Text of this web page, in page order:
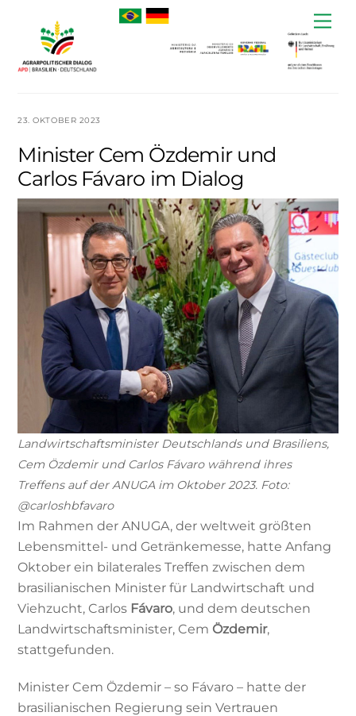
content
23. OKTOBER 2023
Minister Cem Özdemir und
Carlos Fávaro im Dialog
Landwirtschaftsminister Deutschlands und Brasiliens,
Cem Özdemir und Carlos Fávaro während ihres
Treffens auf der ANUGA im Oktober 2023. Foto:
@carloshbfavaro
Im Rahmen der ANUGA, der weltweit größten
Lebensmittel- und Getränkemesse, hatte Anfang
Oktober ein bilaterales Treffen zwischen dem
brasilianischen Minister für Landwirtschaft und
Viehzucht, Carlos Fávaro, und dem deutschen
Landwirtschaftsminister, Cem Özdemir,
stattgefunden.
Minister Cem Özdemir – so Fávaro – hatte der
brasilianischen Regierung sein Vertrauen